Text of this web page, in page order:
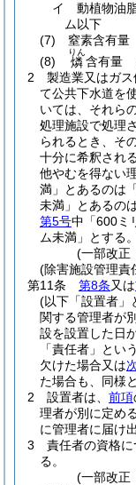
イ
動植物油
ム以下
(7)
窒素含有
(8)
燐
りん
含有量
2
製造業又はガ
て公共下水道を
いては、それら
処理施設で処理
られるとき、そ
十分に希釈され
他やむを得ない
満」とあるのは
未満」とあるの
第5号中「600ミ
ム未満」とする。
(一部改正
(除害施設管理責
第11条
第8条又は
(以下「設置者」
関する管理者が
設を設置した日
「責任者」とい
欠けた場合又は
た場合も、同様
2
設置者は、 前項
理者が別に定め
に管理者に届け
3
責任者の資格
る。
(一部改正